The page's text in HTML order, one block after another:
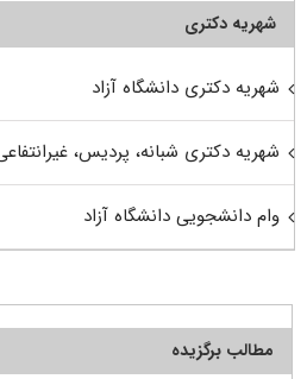
شهریه دکتری
شهریه دکتری دانشگاه آزاد
شهریه دکتری شبانه، پردیس،
وام دانشجویی دانشگاه آزاد
مطالب برگزیده